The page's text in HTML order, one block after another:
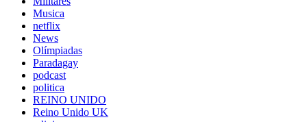
Musica
netflix
News
Olímpiadas
Paradagay
podcast
politica
REINO UNIDO
Reino Unido UK